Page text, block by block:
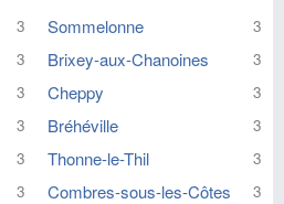
3 Sommelonne 3
3 Brixey-aux-Chanoines 3
3 Cheppy 3
3 Bréhéville 3
3 Thonne-le-Thil 3
3 Combres-sous-les-Côtes 3